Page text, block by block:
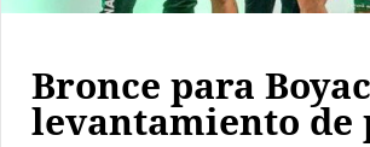
Bronce para
levantamiento de